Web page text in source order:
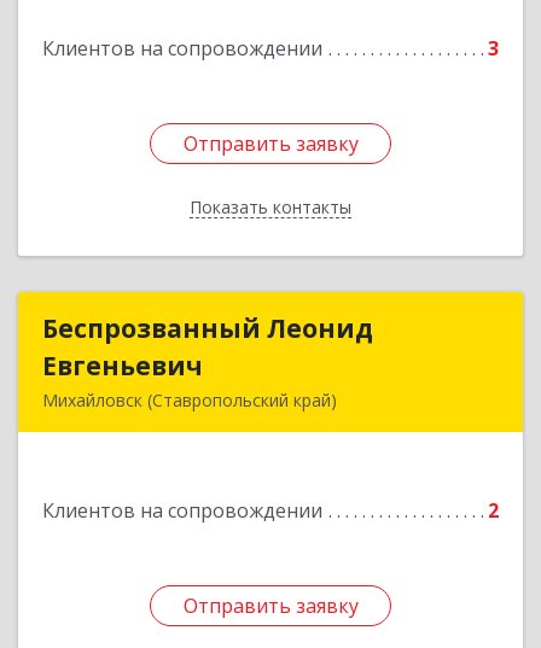
Клиентов на сопровождении 3
Отправить заявку
Показать контакты
Подробнее
Отправить заявку
Назад
Беспрозванный Леонид
Евгеньевич
Михайловск (Ставропольский край)
Клиентов на сопровождении 2
Отправить заявку
Беспрозванный Леонид
Отправить заявку